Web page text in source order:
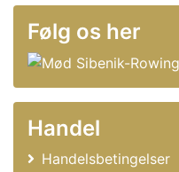
Følg os her
Handel
Handelsbetingelser